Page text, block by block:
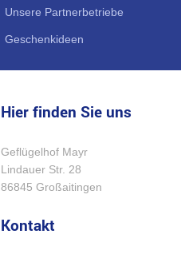
Unsere Partnerbetriebe
Geschenkideen
Hier finden Sie uns
Geflügelhof Mayr
Lindauer Str. 28
86845 Großaitingen
Kontakt